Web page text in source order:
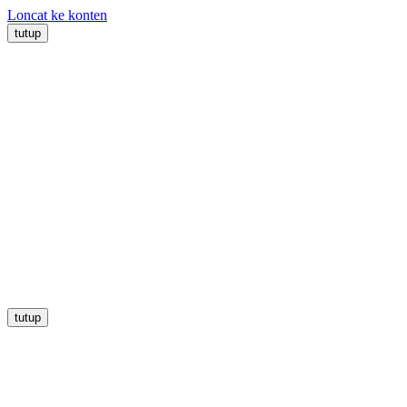
Loncat ke konten
tutup
tutup